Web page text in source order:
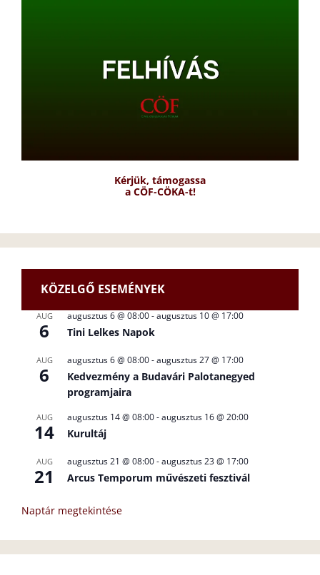
Kérjük, támogassa
a CÖF-CÖKA-t!
KÖZELGŐ ESEMÉNYEK
AUG
6
augusztus 6 @ 08:00-augusztus 10 @ 17:00
Tini Lelkes Napok
AUG
6
augusztus 6 @ 08:00-augusztus 27 @ 17:00
Kedvezmény a Budavári Palotanegyed
programjaira
AUG
14
augusztus 14 @ 08:00-augusztus 16 @ 20:00
Kurultáj
AUG
21
augusztus 21 @ 08:00-augusztus 23 @ 17:00
Arcus Temporum művészeti fesztivál
Naptár megtekintése